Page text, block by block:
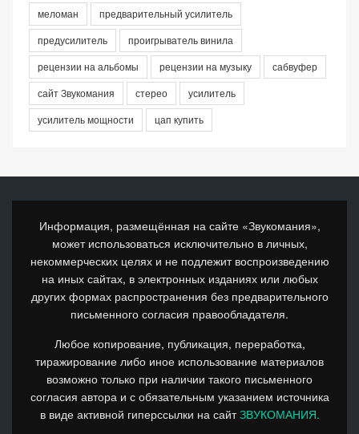
меломан
предварительный усилитель
предусилитель
проигрыватель винила
рецензии на альбомы
рецензии на музыку
сабвуфер
сайт Звукомания
стерео
усилитель
усилитель мощности
цап купить
Информация, размещённая на сайте «Звукомания»,
может использоваться исключительно в личных,
некоммерческих целях и не подлежит воспроизведению
на иных сайтах, в электронных изданиях или любых
других формах распространения без предварительного
письменного согласия правообладателя.
Любое копирование, публикация, переработка,
тиражирование либо иное использование материалов
возможно только при наличии такого письменного
согласия автора и с обязательным указанием источника
в виде активной гиперссылки на сайтЗВУКОМАНИЯ.